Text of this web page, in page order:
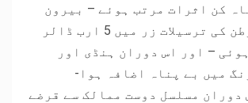
کن اثرات مرتب ہوئے – بیرون
ملک تارکین وطن کی ترسیلات زر میں 5 ارب ڈالر
– اور اس دوران ہنڈی اور
میں بے پناہ اضافہ ہوا-
دوران مسلسل دوست ممالک سے قرضے